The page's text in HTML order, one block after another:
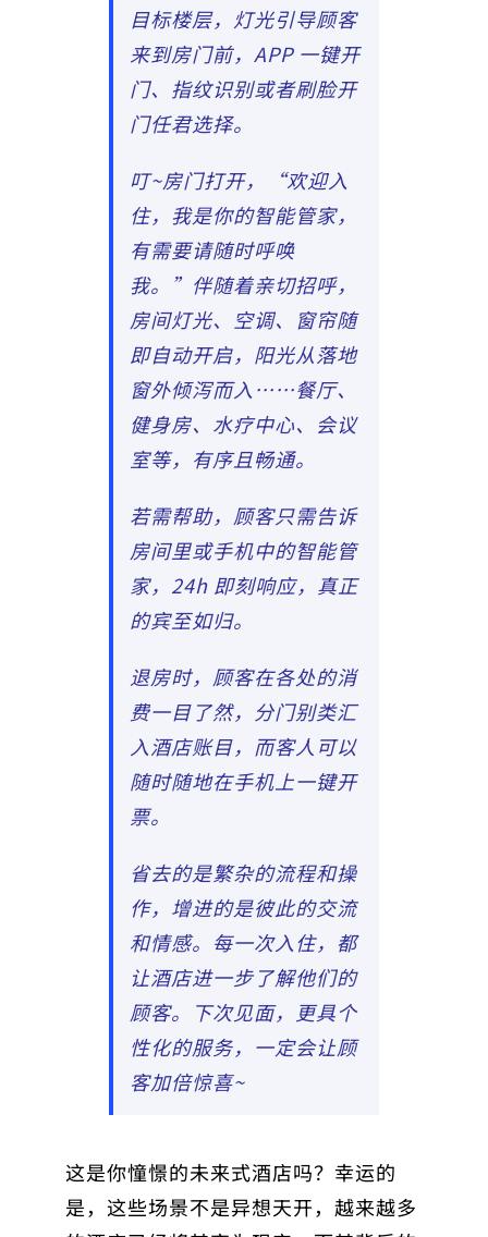
目标楼层，灯光引导顾客
来到房门前，APP 一键开
门、指纹识别或者刷脸开
门任君选择。
叮~房门打开，“欢迎入
住，我是你的智能管家，
有需要请随时呼唤
我。”伴随着亲切招呼，
房间灯光、空调、窗帘随
即自动开启，阳光从落地
窗外倾泻而入……餐厅、
健身房、水疗中心、会议
室等，有序且畅通。
若需帮助，顾客只需告诉
房间里或手机中的智能管
家，24h 即刻响应，真正
的宾至如归。
退房时，顾客在各处的消
费一目了然，分门别类汇
入酒店账目，而客人可以
随时随地在手机上一键开
票。
省去的是繁杂的流程和操
作，增进的是彼此的交流
和情感。每一次入住，都
让酒店进一步了解他们的
顾客。下次见面，更具个
性化的服务，一定会让顾
客加倍惊喜~
这是你憧憬的未来式酒店吗？幸运的
是，这些场景不是异想天开，越来越多